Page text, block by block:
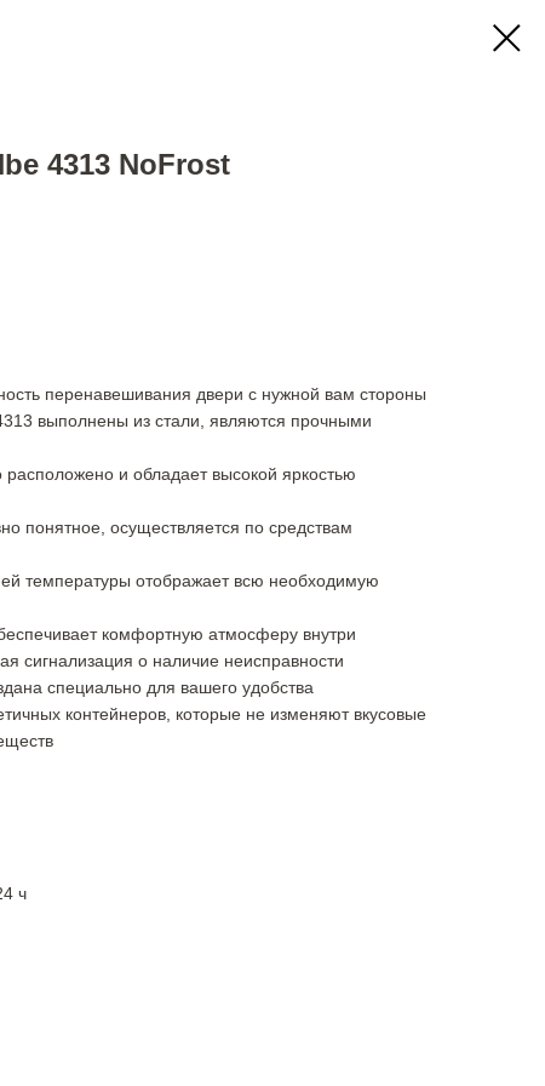
4313 NoFrost
перенавешивания двери с нужной вам стороны
выполнены из стали, являются прочными
и обладает высокой яркостью
понятное, осуществляется по средствам
температуры отображает всю необходимую
комфортную атмосферу внутри
сигнализация о наличие неисправности
специально для вашего удобства
контейнеров, которые не изменяют вкусовые
ч